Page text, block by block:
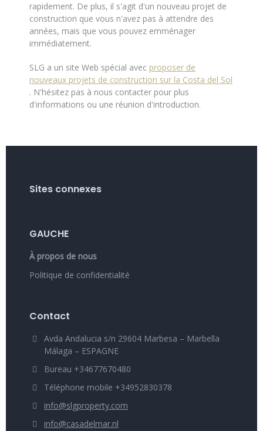
rapidement. De plus, il s'agit d'un nouveau projet de
construction que vous n'avez pas à attendre des
années, mais que vous pouvez emménager
immédiatement.
SLG a un site Web spécial avec proposer de
nouveaux projets de construction sur la Costa del Sol
. N'hésitez pas à nous contacter pour plus
d'informations ou une réunion d'introduction.
Sites connexes
GAUCHE
À propos de nous
Politique de confidentialité
Contact
Avda Andalucia s/n 29604 Marbesa – Marbella
Málaga – ESPAGNE
Bureau +34677670480
Téléphone mobile +34952830378
info@slgproperty.com
info@casadelmar.nl